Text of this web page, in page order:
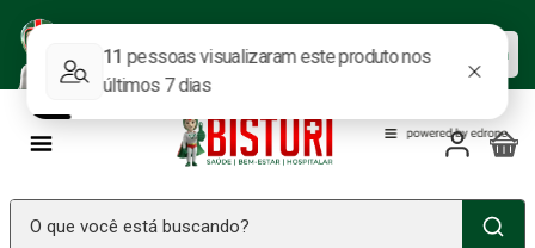
ofertas.
Baixar agora
O que você está buscando?